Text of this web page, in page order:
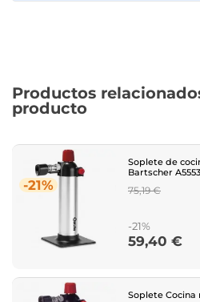
Productos
producto
-21%
Soplete de
Bartscher
Regular
75,19 €
-21%
Price
59,40 €
Soplete Cocina